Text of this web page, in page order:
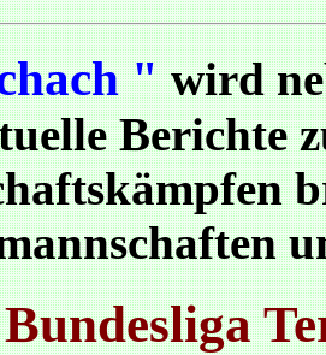
"wird
Berichte
Bundesliga